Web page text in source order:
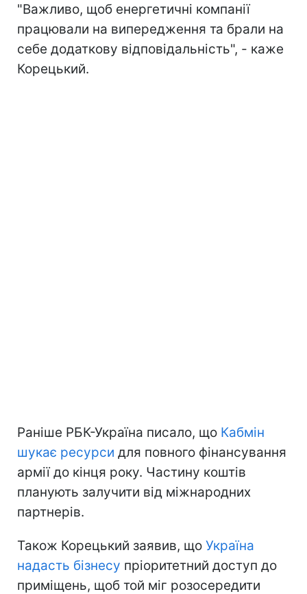
"Важливо, щоб енергетичні компанії
працювали на випередження та брали на
себе додаткову відповідальність", - каже
Корецький.
Раніше РБК-Україна писало, що Кабмін
шукає ресурси для повного фінансування
армії до кінця року. Частину коштів
планують залучити від міжнародних
партнерів.
Також Корецький заявив, що Україна
надасть бізнесу пріоритетний доступ до
приміщень, щоб той міг розосередити